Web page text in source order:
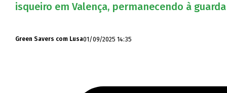
isqueiro em Valença, permanecendo à
Green Savers com Lusa01/09/2025 14:35